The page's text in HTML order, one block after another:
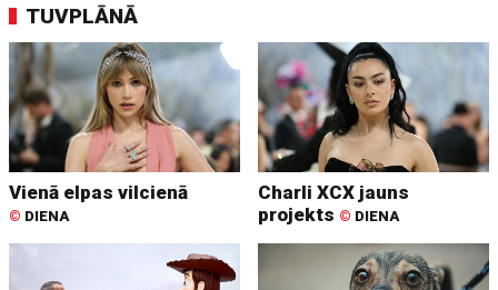
TUVPLĀNĀ
Vienā elpas vilcienā
© DIENA
Charli XCX jauns
projekts © DIENA